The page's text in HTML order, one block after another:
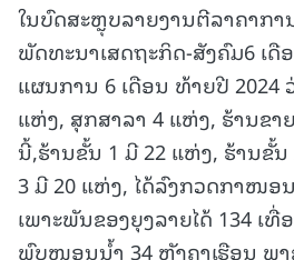
ໃນບົດສະຫຼຸບລາຍງານຕີລາຄາກ
ພັດທະນາເສດຖະກິດ-ສັງຄົມ6 ເ
ແຜນການ 6 ເດືອນ ທ້າຍປີ 2024
ແຫ່ງ, ສຸກສາລາ 4 ແຫ່ງ, ຮ້ານຂາ
ນີ້,ຮ້ານຂັ້ນ 1 ມີ 22 ແຫ່ງ, ຮ້ານຂັ້
3 ມີ 20 ແຫ່ງ, ໄດ້ລົງກວດກາໜອ
ເພາະພັນຂອງຍຸງລາຍໄດ້ 134 ເທື່
ພົບໜອນນໍ້າ 34 ຫຼັງຄາເຮືອນ ພ